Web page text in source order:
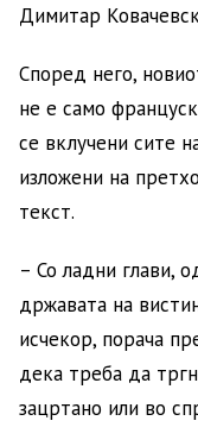
Димитар
Според него,
не е само
се вклучени сите
изложени на
текст.
– Со ладни глави,
државата на
исчекор, порача
дека треба да
зацртано или во